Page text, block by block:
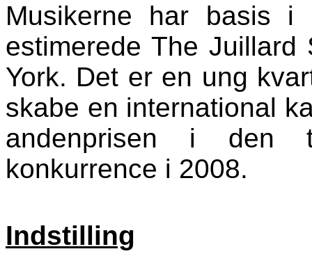
Musikerne har basis i
estimerede The Juillard
York. Det er en ung
skabe en international
andenprisen i den
konkurrence i 2008.
Indstilling